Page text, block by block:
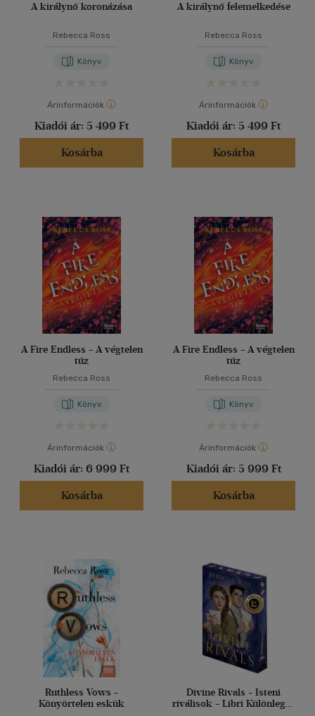
A királynő koronázása
Rebecca Ross
Könyv
Árinformációk
Kiadói ár: 5 499 Ft
Kosárba
A királynő felemelkedése
Rebecca Ross
Könyv
Árinformációk
Kiadói ár: 5 499 Ft
Kosárba
A Fire Endless - A végtelen
tűz
Rebecca Ross
Könyv
Árinformációk
Kiadói ár: 6 999 Ft
Kosárba
A Fire Endless - A végtelen
tűz
Rebecca Ross
Könyv
Árinformációk
Kiadói ár: 5 999 Ft
Kosárba
Ruthless Vows -
Könyörtelen eskük
Divine Rivals - Isteni
riválisok - Libri Különleges